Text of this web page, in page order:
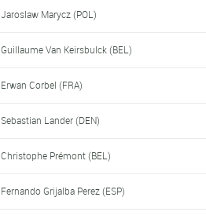
Jaroslaw Marycz (POL)
Guillaume Van Keirsbulck (BEL)
Erwan Corbel (FRA)
Sebastian Lander (DEN)
Christophe Prémont (BEL)
Fernando Grijalba Perez (ESP)